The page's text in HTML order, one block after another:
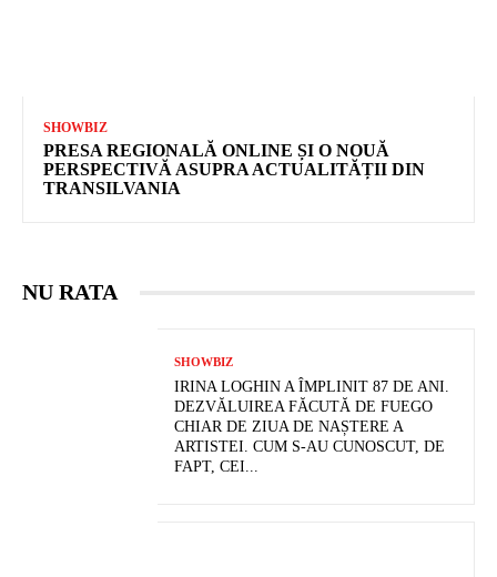
SHOWBIZ
PRESA REGIONALĂ ONLINE ȘI O NOUĂ
PERSPECTIVĂ ASUPRA ACTUALITĂȚII DIN
TRANSILVANIA
NU RATA
SHOWBIZ
IRINA LOGHIN A ÎMPLINIT 87 DE ANI.
DEZVĂLUIREA FĂCUTĂ DE FUEGO
CHIAR DE ZIUA DE NAȘTERE A
ARTISTEI. CUM S-AU CUNOSCUT, DE
FAPT, CEI...